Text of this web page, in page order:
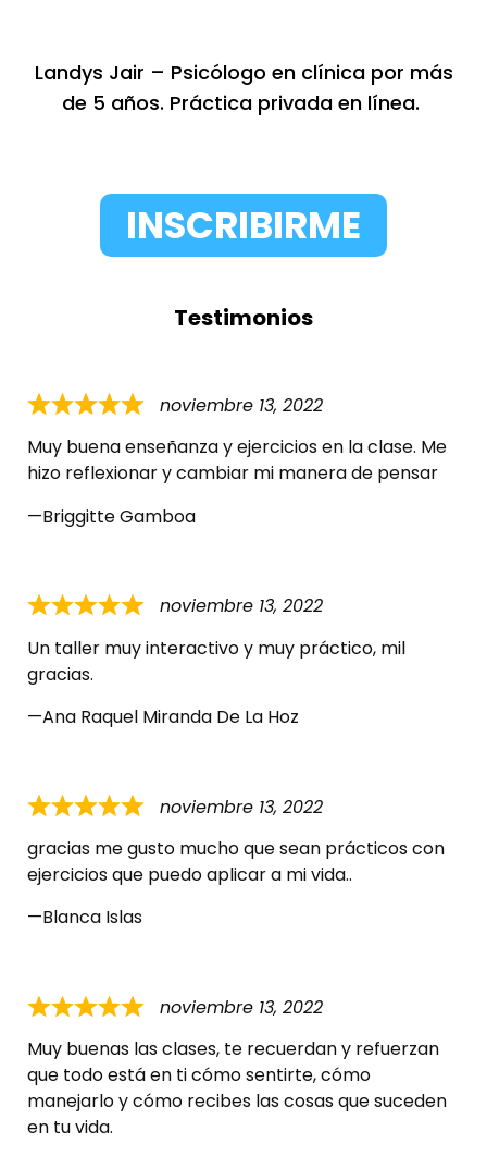
Landys Jair – Psicólogo en clínica por más
de 5 años. Práctica privada en línea.
INSCRIBIRME
Testimonios
noviembre 13, 2022
Muy buena enseñanza y ejercicios en la clase. Me
hizo reflexionar y cambiar mi manera de pensar
Briggitte Gamboa
noviembre 13, 2022
Un taller muy interactivo y muy práctico, mil
gracias.
Ana Raquel Miranda De La Hoz
noviembre 13, 2022
gracias me gusto mucho que sean prácticos con
ejercicios que puedo aplicar a mi vida..
Blanca Islas
noviembre 13, 2022
Muy buenas las clases, te recuerdan y refuerzan
que todo está en ti cómo sentirte, cómo
manejarlo y cómo recibes las cosas que suceden
en tu vida.